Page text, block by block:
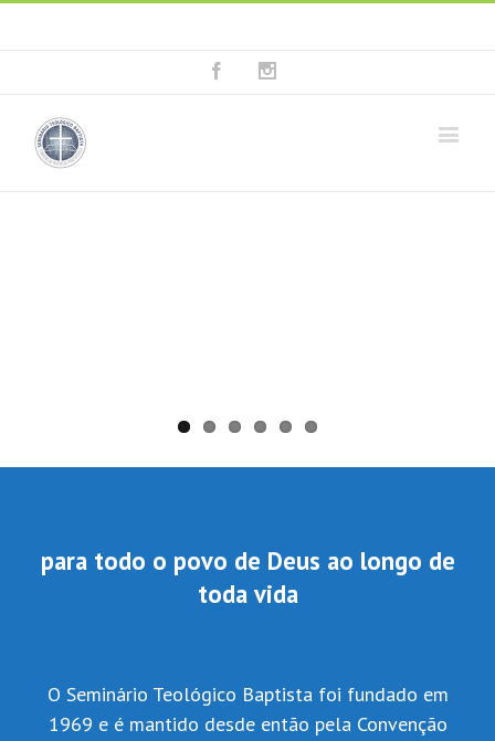
Facebook
para todo o povo de Deus ao longo de
toda vida
O Seminário Teológico Baptista foi fundado em
1969 e é mantido desde então pela Convenção